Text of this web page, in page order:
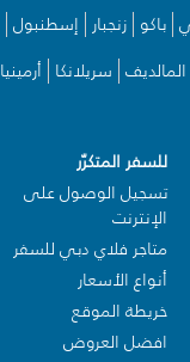
باكو زنجبار إسطنبول
المالديف سريلانكا أرمينيا
للسفر المتكرّر
تسجيل الوصول على
الإنترنت
متاجر فلاي دبي للسفر
أنواع الأسعار
خريطة الموقع
افضل العروض